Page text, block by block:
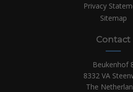
Privacy
Sitemap
Contact
Beukenhof
8332 VA
The